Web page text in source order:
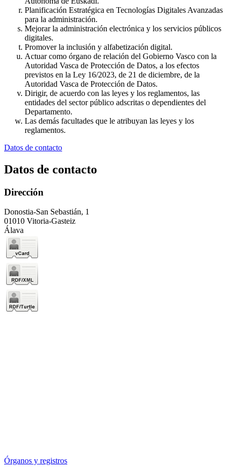
Planificación Estratégica en Tecnologías Digitales Avanzadas
para la administración.
Mejorar la administración electrónica y los servicios públicos
digitales.
Promover la inclusión y alfabetización digital.
Actuar como órgano de relación del Gobierno Vasco con la
Autoridad Vasca de Protección de Datos, a los efectos
previstos en la Ley 16/2023, de 21 de diciembre, de la
Autoridad Vasca de Protección de Datos.
Dirigir, de acuerdo con las leyes y los reglamentos, las
entidades del sector público adscritas o dependientes del
Departamento.
Las demás facultades que le atribuyan las leyes y los
reglamentos.
Datos de contacto
Datos de contacto
Dirección
Donostia-San Sebastián, 1
01010 Vitoria-Gasteiz
Álava
Órganos y registros